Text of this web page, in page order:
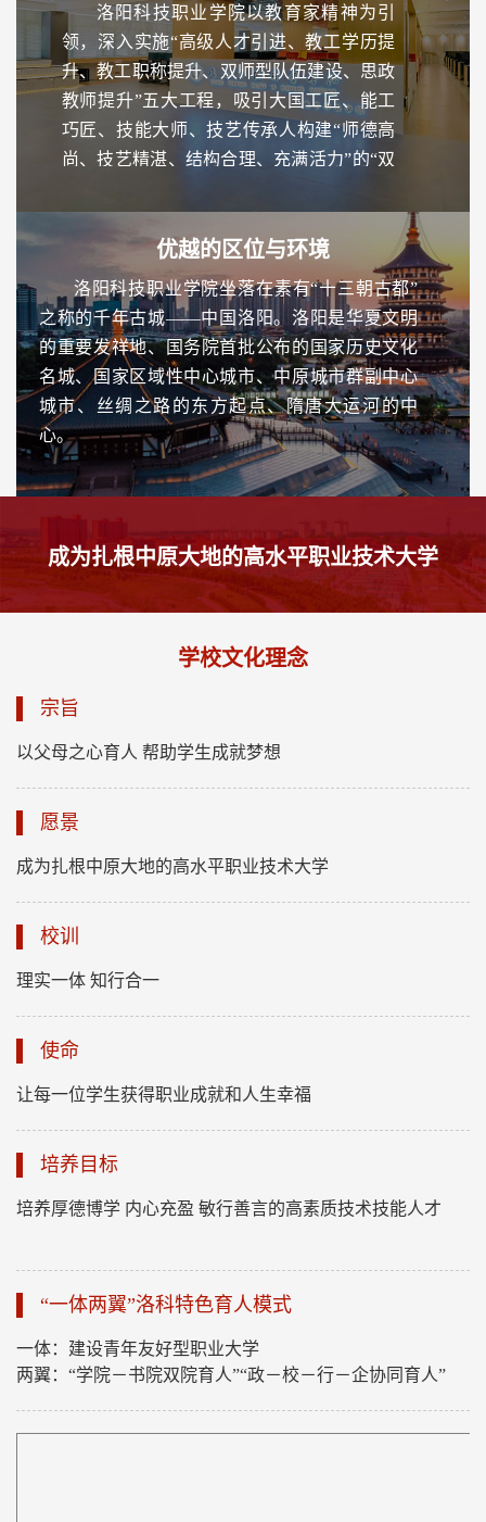
洛阳科技职业学院以教育家精神为引
领，深入实施“高级人才引进、教工学历提
升、教工职称提升、双师型队伍建设、思政
教师提升”五大工程，吸引大国工匠、能工
巧匠、技能大师、技艺传承人构建“师德高
尚、技艺精湛、结构合理、充满活力”的“双
展，教师队伍的整体素质和教育教学水平显
著提高，其中副高级以上职称占专任教师的
30%以上，具有研究生学历教师、双师型教
师占专任教师的70%以上。
优越的区位与环境
洛阳科技职业学院坐落在素有“十三朝古都”
之称的千年古城——中国洛阳。洛阳是华夏文明
的重要发祥地、国务院首批公布的国家历史文化
名城、国家区域性中心城市、中原城市群副中心
城市、丝绸之路的东方起点、隋唐大运河的中
心。
近年来，洛阳以“'高端化、数字化、智能化、
绿色化、自主化”为核心，以建强副中心、形成增
长极，重振洛阳辉煌为目标，建设各级各类研发
平台2378个、有专业技术人员18万余人，其中国
家级创新平台94个、“两院”院士5名、省级院士工
作站36家，在高端智能装备、航空航天、电子信
息、国防科技工业等高科技领域位居全国先进水
东启西、纵贯南北的区位优势，是我国中西部地
居者心怡、来者心悦，成为了海内外有识之士纷
至沓来的发展热土、创业高地。为坐落于其中的
洛阳科技职业学院的持续发展提供了无与伦比的
经济社会生态和广阔的发展空间。
成为扎根中原大地的高水平职业技术大学
学校文化理念
宗旨
以父母之心育人 帮助学生成就梦想
愿景
成为扎根中原大地的高水平职业技术大学
校训
理实一体 知行合一
使命
让每一位学生获得职业成就和人生幸福
培养目标
培养厚德博学 内心充盈 敏行善言的高素质技术技能人才
“一体两翼”洛科特色育人模式
一体：建设青年友好型职业大学
两翼：“学院－书院双院育人”“政－校－行－企协同育人”